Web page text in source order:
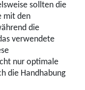
sollten die
mit den
die
verwendete
nur optimale
die Handhabung